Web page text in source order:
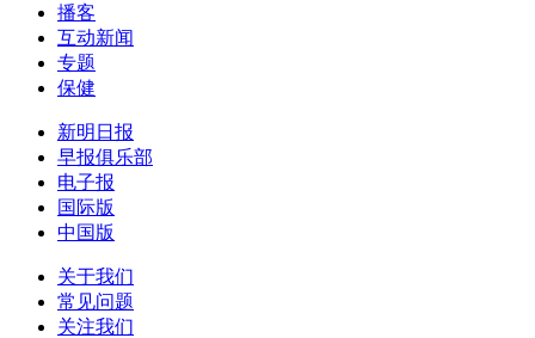
播客
互动新闻
专题
保健
新明日报
早报俱乐部
电子报
国际版
中国版
关于我们
常见问题
关注我们